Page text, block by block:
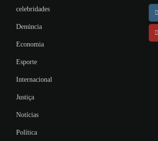
celebridades
Denúncia
Economia
Esporte
Internacional
Justiça
Notícias
Política